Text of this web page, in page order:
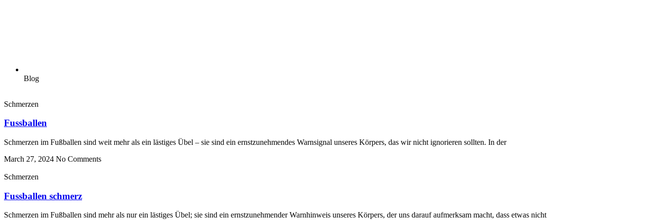
Blog
Schmerzen
Fussballen
Schmerzen im Fußballen sind weit mehr als ein lästiges Übel – sie sind ein ernstzunehmendes Warnsignal unseres Körpers, das wir nicht ignorieren sollten. In der
March 27, 2024 No Comments
Schmerzen
Fussballen schmerz
Schmerzen im Fußballen sind mehr als nur ein lästiges Übel; sie sind ein ernstzunehmender Warnhinweis unseres Körpers, der uns darauf aufmerksam macht, dass etwas nicht